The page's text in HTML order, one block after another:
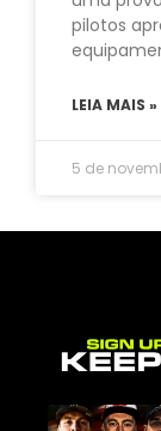
pilotos
LEIA MAIS »
5 de